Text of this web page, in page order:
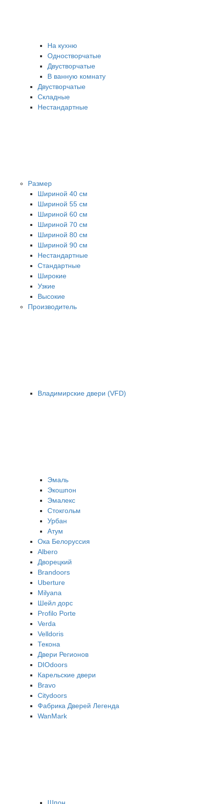
На кухню
Одностворчатые
Двустворчатые
В ванную комнату
Двустворчатые
Складные
Нестандартные
Размер
Шириной 40 см
Шириной 55 см
Шириной 60 см
Шириной 70 см
Шириной 80 см
Шириной 90 см
Нестандартные
Стандартные
Широкие
Узкие
Высокие
Производитель
Владимирские двери (VFD)
Эмаль
Экошпон
Эмалекс
Стокгольм
Урбан
Атум
Ока Белоруссия
Albero
Дворецкий
Brandoors
Uberture
Milyana
Шейл дорс
Profilo Porte
Verda
Velldoris
Текона
Двери Регионов
DIOdoors
Карельские двери
Bravo
Citydoors
Фабрика Дверей Легенда
WanMark